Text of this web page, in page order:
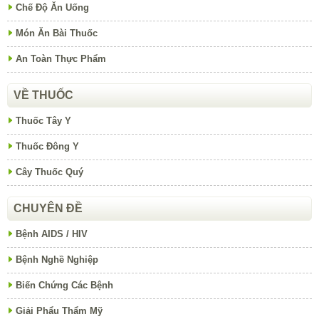
Chế Độ Ăn Uống
Món Ăn Bài Thuốc
An Toàn Thực Phẩm
VỀ THUỐC
Thuốc Tây Y
Thuốc Đông Y
Cây Thuốc Quý
CHUYÊN ĐỀ
Bệnh AIDS / HIV
Bệnh Nghề Nghiệp
Biến Chứng Các Bệnh
Giải Phẩu Thẩm Mỹ